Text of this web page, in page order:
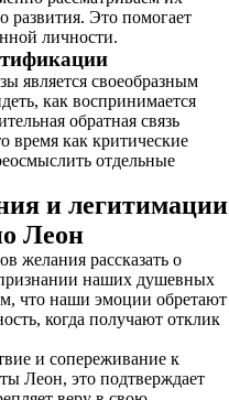
развития. Это помогает
личности.
является своеобразным
как воспринимается
обратная связь
время как критические
отдельные
и легитимации
Леон
желания рассказать о
наших душевных
что наши эмоции обретают
когда получают отклик
и сопереживание к
Леон, это подтверждает